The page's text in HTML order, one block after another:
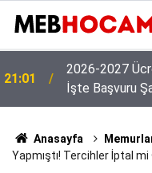
19:02 MEB'den Yeni
Anasayfa
Yapmıştı! Tercihler İptal mi